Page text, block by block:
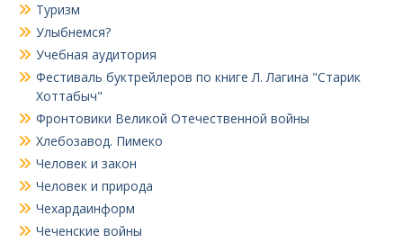
Туризм
Улыбнемся?
Учебная аудитория
Фестиваль буктрейлеров по книге Л. Лагина "Старик
Хоттабыч"
Фронтовики Великой Отечественной войны
Хлебозавод. Пимеко
Человек и закон
Человек и природа
Чехардаинформ
Чеченские войны